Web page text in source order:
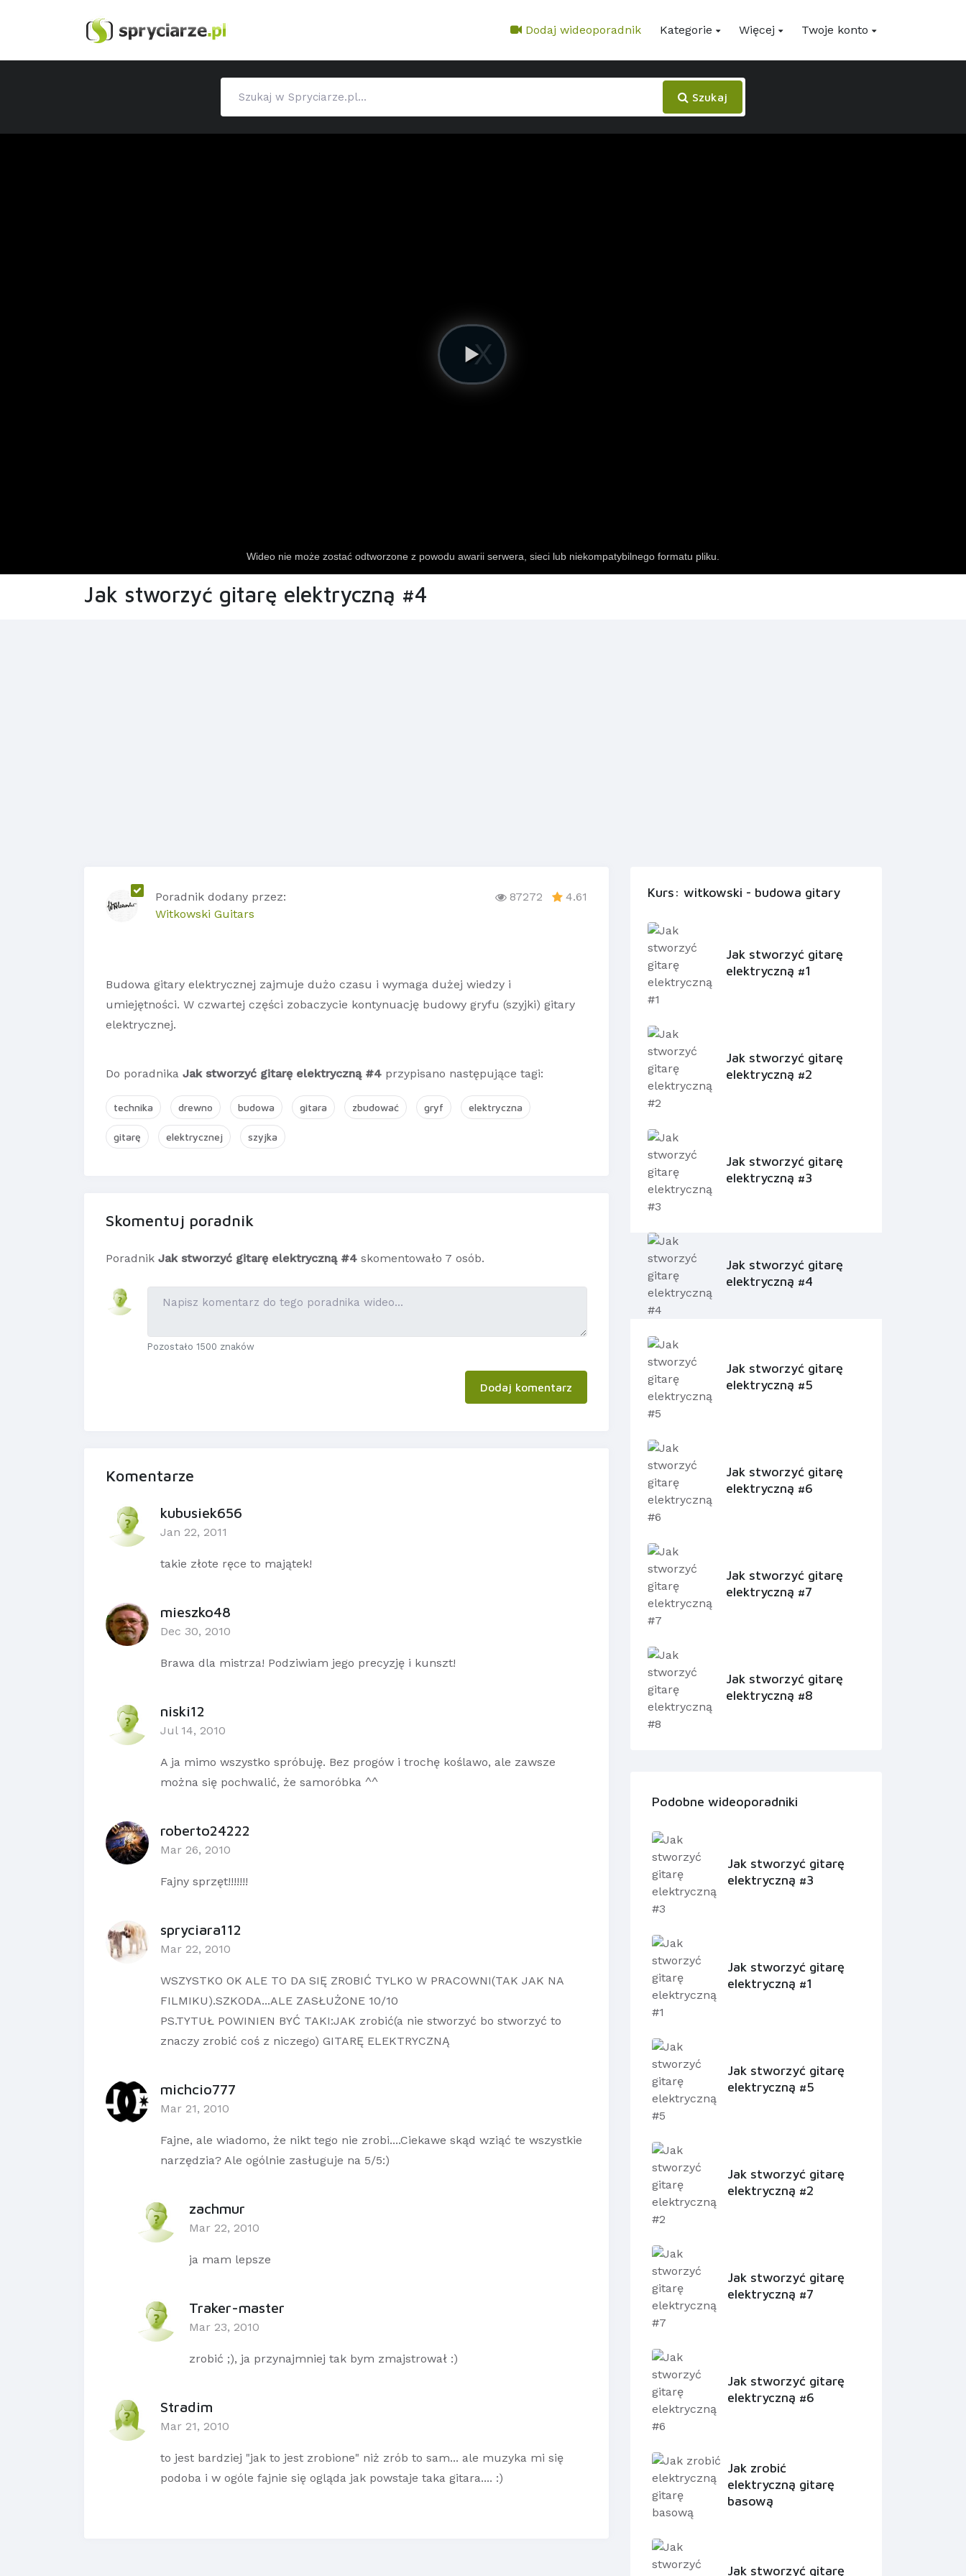
Dodaj wideoporadnik Kategorie Więcej Twoje konto
Szukaj
Jak stworzyć gitarę elektryczną #4
Poradnik dodany przez:
Witkowski Guitars
87272 4.61
Budowa gitary elektrycznej zajmuje dużo czasu i wymaga dużej wiedzy i
umiejętności. W czwartej części zobaczycie kontynuację budowy gryfu (szyjki) gitary
elektrycznej.
Do poradnika Jak stworzyć gitarę elektryczną #4 przypisano następujące tagi:
technika drewno budowa gitara zbudować gryf elektryczna
gitarę elektrycznej szyjka
Skomentuj poradnik
Poradnik Jak stworzyć gitarę elektryczną #4 skomentowało 7 osób.
Pozostało 1500 znaków
Dodaj komentarz
Komentarze
kubusiek656
Jan 22, 2011
takie złote ręce to majątek!
mieszko48
Dec 30, 2010
Brawa dla mistrza! Podziwiam jego precyzję i kunszt!
niski12
Jul 14, 2010
A ja mimo wszystko spróbuję. Bez progów i trochę koślawo, ale zawsze
można się pochwalić, że samoróbka ^^
roberto24222
Mar 26, 2010
Fajny sprzęt!!!!!!!
spryciara112
Mar 22, 2010
WSZYSTKO OK ALE TO DA SIĘ ZROBIĆ TYLKO W PRACOWNI(TAK JAK NA
FILMIKU).SZKODA...ALE ZASŁUŻONE 10/10
PS.TYTUŁ POWINIEN BYĆ TAKI:JAK zrobić(a nie stworzyć bo stworzyć to
znaczy zrobić coś z niczego) GITARĘ ELEKTRYCZNĄ
michcio777
Mar 21, 2010
Fajne, ale wiadomo, że nikt tego nie zrobi....Ciekawe skąd wziąć te wszystkie
narzędzia? Ale ogólnie zasługuje na 5/5:)
zachmur
Mar 22, 2010
ja mam lepsze
Traker-master
Mar 23, 2010
zrobić ;), ja przynajmniej tak bym zmajstrował :)
Stradim
Mar 21, 2010
to jest bardziej "jak to jest zrobione" niż zrób to sam... ale muzyka mi się
podoba i w ogóle fajnie się ogląda jak powstaje taka gitara.... :)
Kurs: witkowski - budowa gitary
Jak stworzyć gitarę
elektryczną #1
Jak stworzyć gitarę
elektryczną #2
Jak stworzyć gitarę
elektryczną #3
Jak stworzyć gitarę
elektryczną #4
Jak stworzyć gitarę
elektryczną #5
Jak stworzyć gitarę
elektryczną #6
Jak stworzyć gitarę
elektryczną #7
Jak stworzyć gitarę
elektryczną #8
Podobne wideoporadniki
Jak stworzyć gitarę
elektryczną #3
Jak stworzyć gitarę
elektryczną #1
Jak stworzyć gitarę
elektryczną #5
Jak stworzyć gitarę
elektryczną #2
Jak stworzyć gitarę
elektryczną #7
Jak stworzyć gitarę
elektryczną #6
Jak zrobić
elektryczną gitarę
basową
Jak stworzyć gitarę